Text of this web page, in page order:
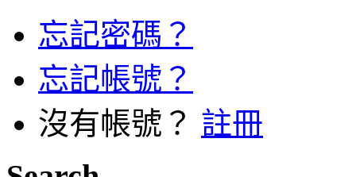
忘記密碼？
忘記帳號？
沒有帳號？ 註冊